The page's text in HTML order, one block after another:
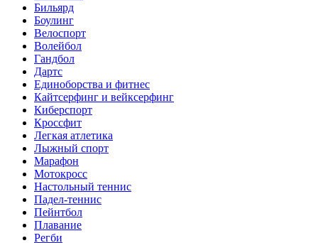
Бильярд
Боулинг
Велоспорт
Волейбол
Гандбол
Дартс
Единоборства и фитнес
Кайтсерфинг и вейксерфинг
Киберспорт
Кроссфит
Легкая атлетика
Лыжный спорт
Марафон
Мотокросс
Настольный теннис
Падел-теннис
Пейнтбол
Плавание
Регби